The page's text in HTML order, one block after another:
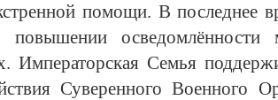
помощи. В последнее
повышении осведомлённости
Императорская Семья
Суверенного Военного